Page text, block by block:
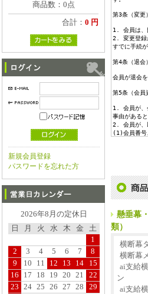
商品数：0点
合計： 0 円
新規会員登録
パスワードを忘れた方
2026年8月の定休日
日
月 火 水 木 金
土
1
2
3 4 5 6 7
8
9
10 11 12 13 14
15
16
17 18 19 20 21
22
23
24 25 26 27 28
29
懸垂幕
類）
横断幕
横断幕
ai支給
ン
ai支給